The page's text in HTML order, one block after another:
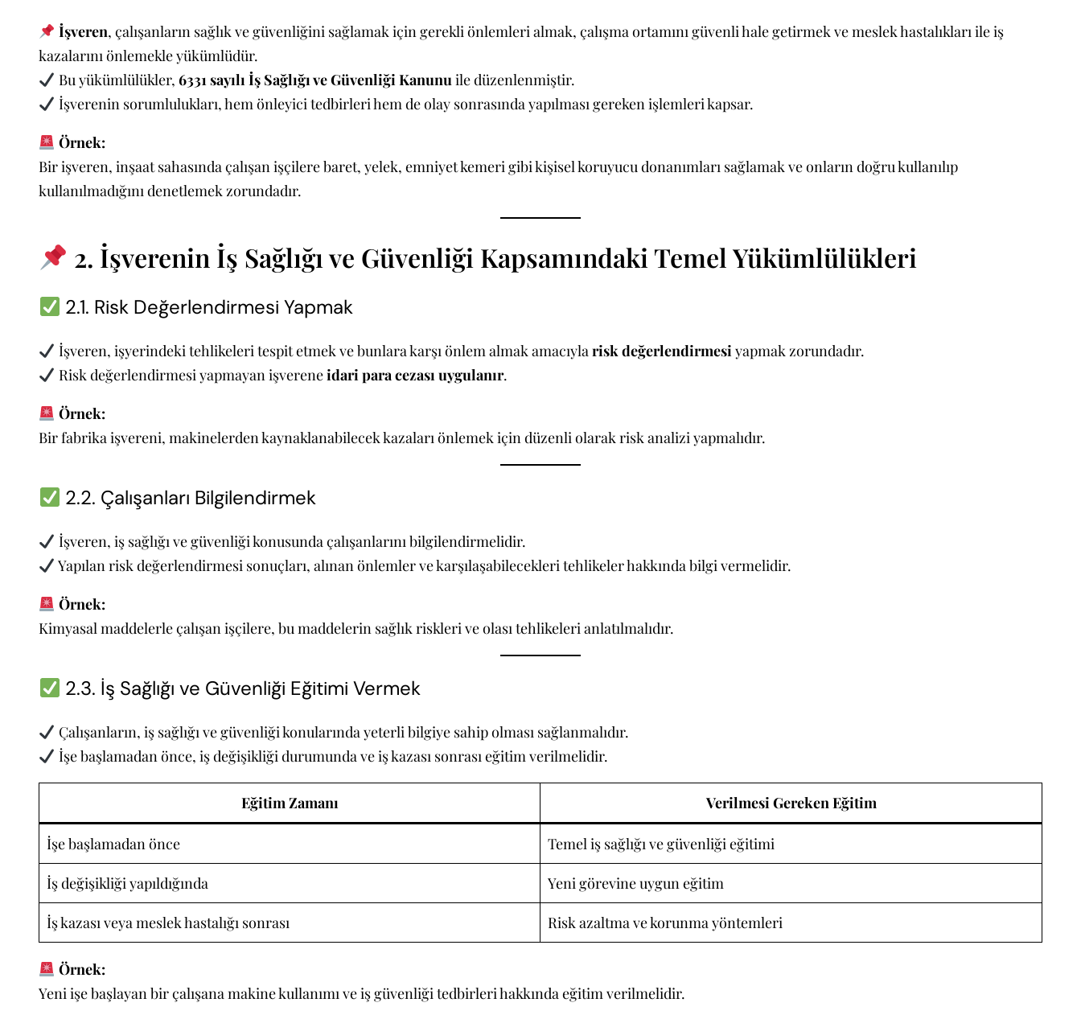
İşveren, çalışanların sağlık ve güvenliğini sağlamak için gerekli önlemleri almak, çalışma ortamını güvenli hale getirmek ve meslek hastalıkları ile iş
kazalarını önlemekle yükümlüdür.
Bu yükümlülükler, 6331 sayılı İş Sağlığı ve Güvenliği Kanunuile düzenlenmiştir.
İşverenin sorumlulukları, hem önleyici tedbirleri hem de olay sonrasında yapılması gereken işlemleri kapsar.
Örnek:
Bir işveren, inşaat sahasında çalışan işçilere baret, yelek, emniyet kemeri gibi kişisel koruyucu donanımları sağlamak ve onların doğru kullanılıp
kullanılmadığını denetlemek zorundadır.
2. İşverenin İş Sağlığı ve Güvenliği Kapsamındaki Temel Yükümlülükleri
2.1. Risk Değerlendirmesi Yapmak
İşveren, işyerindeki tehlikeleri tespit etmek ve bunlara karşı önlem almak amacıylarisk değerlendirmesiyapmak zorundadır.
Risk değerlendirmesi yapmayan işvereneidari para cezası uygulanır.
Örnek:
Bir fabrika işvereni, makinelerden kaynaklanabilecek kazaları önlemek için düzenli olarak risk analizi yapmalıdır.
2.2. Çalışanları Bilgilendirmek
İşveren, iş sağlığı ve güvenliği konusunda çalışanlarını bilgilendirmelidir.
Yapılan risk değerlendirmesi sonuçları, alınan önlemler ve karşılaşabilecekleri tehlikeler hakkında bilgi vermelidir.
Örnek:
Kimyasal maddelerle çalışan işçilere, bu maddelerin sağlık riskleri ve olası tehlikeleri anlatılmalıdır.
2.3. İş Sağlığı ve Güvenliği Eğitimi Vermek
Çalışanların, iş sağlığı ve güvenliği konularında yeterli bilgiye sahip olması sağlanmalıdır.
İşe başlamadan önce, iş değişikliği durumunda ve iş kazası sonrası eğitim verilmelidir.
Eğitim Zamanı Verilmesi Gereken Eğitim
İşe başlamadan önce Temel iş sağlığı ve güvenliği eğitimi
İş değişikliği yapıldığında Yeni görevine uygun eğitim
İş kazası veya meslek hastalığı sonrası Risk azaltma ve korunma yöntemleri
Örnek:
Yeni işe başlayan bir çalışana makine kullanımı ve iş güvenliği tedbirleri hakkında eğitim verilmelidir.